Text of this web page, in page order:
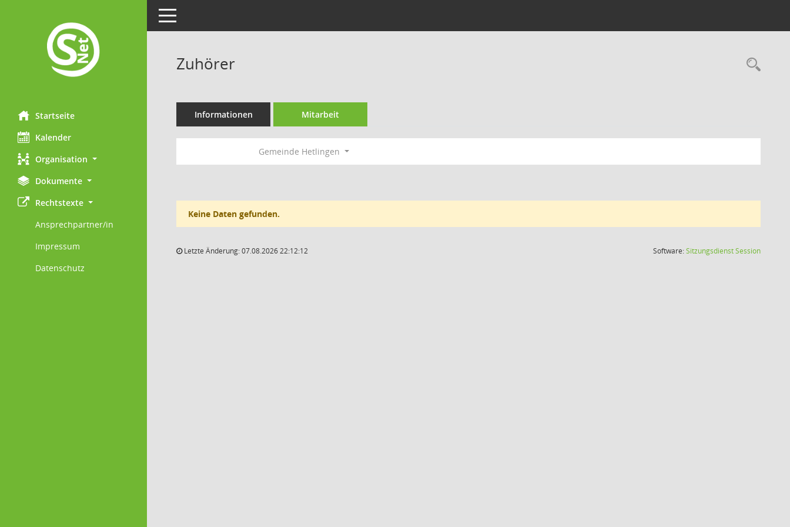
Startseite
Kalender
Organisation
Dokumente
Rechtstexte
Ansprechpartner/in
Impressum
Datenschutz
Toggle navigation
Zuhörer
Informationen Mitarbeit
Gemeinde Hetlingen
Keine Daten gefunden.
Letzte Änderung: 07.08.2026 22:12:12 Software:SitzungsdienstSession(Wird in